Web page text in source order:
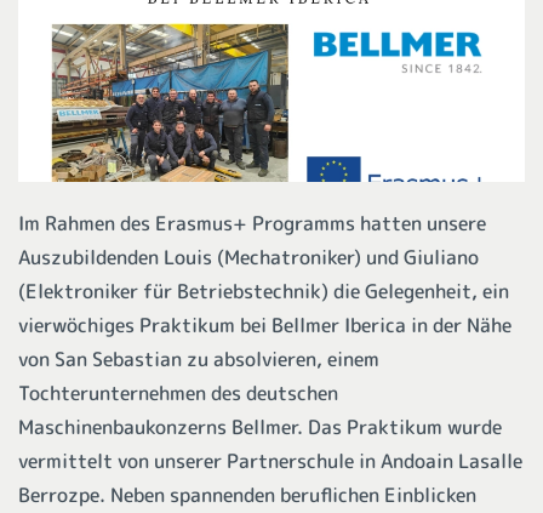
Im Rahmen des Erasmus+ Programms hatten unsere
Auszubildenden Louis (Mechatroniker) und Giuliano
(Elektroniker für Betriebstechnik) die Gelegenheit, ein
vierwöchiges Praktikum bei Bellmer Iberica in der Nähe
von San Sebastian zu absolvieren, einem
Tochterunternehmen des deutschen
Maschinenbaukonzerns Bellmer. Das Praktikum wurde
vermittelt von unserer Partnerschule in Andoain Lasalle
Berrozpe. Neben spannenden beruflichen Einblicken